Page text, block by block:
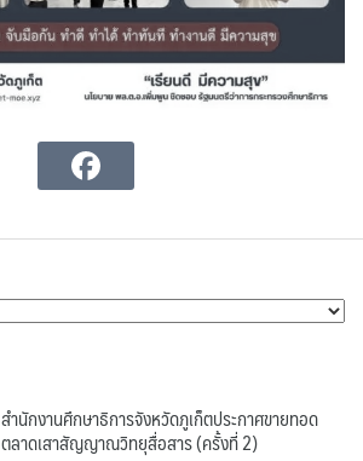
สำนักงานศึกษาธิการจังหวัดภูเก็ตประกาศขายทอด
ตลาดเสาสัญญาณวิทยุสื่อสาร (ครั้งที่ 2)